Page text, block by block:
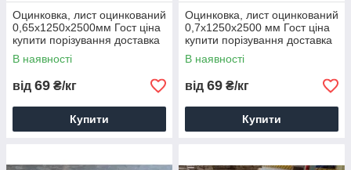
Оцинковка, лист оцинкований
0,65х1250х2500мм Гост ціна
купити порізування доставка
В наявності
від 69 ₴/кг
Купити
Оцинковка, лист оцинкований
0,7х1250х2500 мм Гост ціна
купити порізування доставка
В наявності
від 69 ₴/кг
Купити